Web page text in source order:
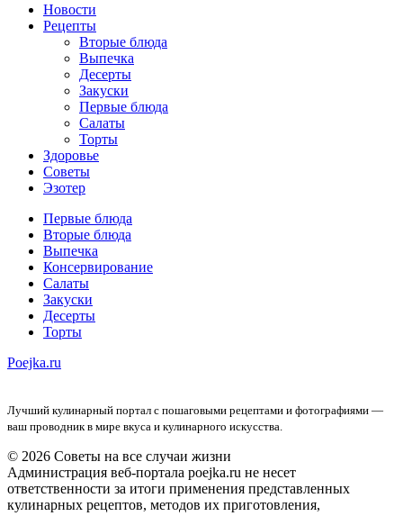
Новости
Рецепты
Вторые блюда
Выпечка
Десерты
Закуски
Первые блюда
Салаты
Торты
Здоровье
Советы
Эзотер
Первые блюда
Вторые блюда
Выпечка
Консервирование
Салаты
Закуски
Десерты
Торты
Poejka.ru
Лучший кулинарный портал с пошаговыми рецептами и фотографиями —
ваш проводник в мире вкуса и кулинарного искусства.
© 2026 Советы на все случаи жизни
Администрация веб-портала poejka.ru не несет
ответственности за итоги применения представленных
кулинарных рецептов, методов их приготовления,